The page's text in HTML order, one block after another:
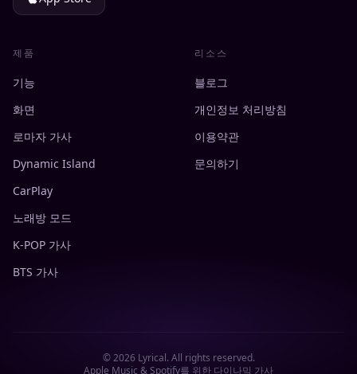
제품
기능
화면
로마자 가사
Dynamic Island
CarPlay
노래방 모드
K-POP 가사
BTS 가사
리소스
블로그
개인정보 처리방침
이용약관
문의하기
©2026 Lyrical. All rights reserved.
Apple Music & Spotify를 위한 다이나믹 가사